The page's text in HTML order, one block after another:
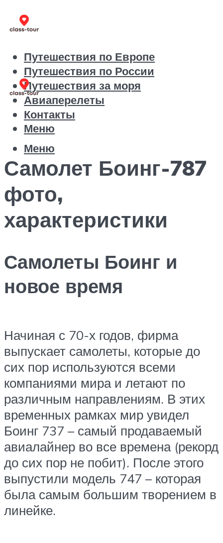
Путешествия по Европе
Путешествия по России
Путешествия за моря
Авиаперелеты
Контакты
Меню
Меню
Самолет Боинг-787
фото,
характеристики
Самолеты Боинг и
новое время
Начиная с 70-х годов, фирма
выпускает самолеты, которые до
сих пор используются всеми
компаниями мира и летают по
различным направлениям. В этих
временных рамках мир увидел
Боинг 737 – самый продаваемый
авиалайнер во все времена (рекорд
до сих пор не побит). После этого
выпустили модель 747 – которая
была самым большим творением в
линейке.